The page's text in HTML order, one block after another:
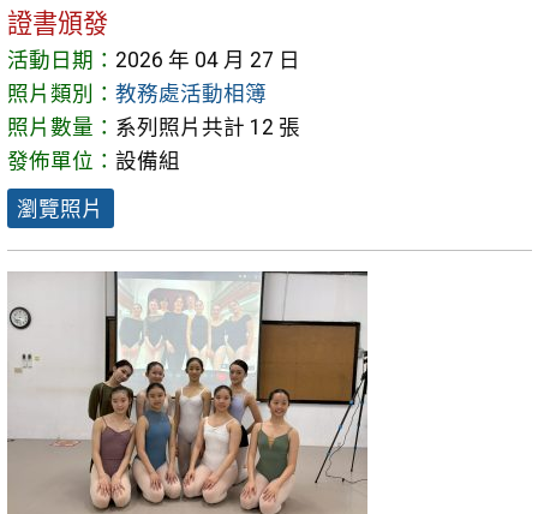
證書頒發
活動日期： 2026 年 04 月 27 日
照片類別： 教務處活動相簿
照片數量： 系列照片共計 12 張
發佈單位： 設備組
瀏覽照片